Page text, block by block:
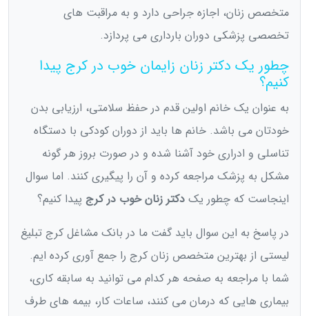
متخصص زنان، اجازه جراحی دارد و به مراقبت های
تخصصی پزشکی دوران بارداری می پردازد.
چطور یک دکتر زنان زایمان خوب در کرج پیدا
کنیم؟
به عنوان یک خانم اولین قدم در حفظ سلامتی، ارزیابی بدن
خودتان می باشد. خانم ها باید از دوران کودکی با دستگاه
تناسلی و ادراری خود آشنا شده و در صورت بروز هر گونه
مشکل به پزشک مراجعه کرده و آن را پیگیری کنند. اما سوال
اینجاست که چطور یک دکتر زنان خوب در کرج پیدا کنیم؟
در پاسخ به این سوال باید گفت ما در بانک مشاغل کرج تبلیغ
لیستی از بهترین متخصص زنان کرج را جمع آوری کرده ایم.
شما با مراجعه به صفحه هر کدام می توانید به سابقه کاری،
بیماری هایی که درمان می کنند، ساعات کار، بیمه های طرف